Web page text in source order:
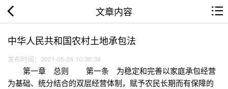
文章内容
中华人民共和国农村土地承包法
发布时间：2021-05-24 10:36:34
第一章 总则 第一条 为稳定和完善以家庭承包经营
为基础、统分结合的双层经营体制，赋予农民长期而有保障的